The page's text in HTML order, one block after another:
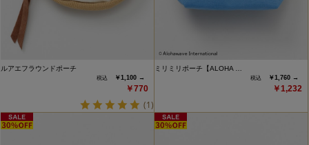
ルアエフラウンドポーチ
￥1,100 →
￥770
(1)
ミリミリポーチ【ALOHA …
￥1,760 →
￥1,232